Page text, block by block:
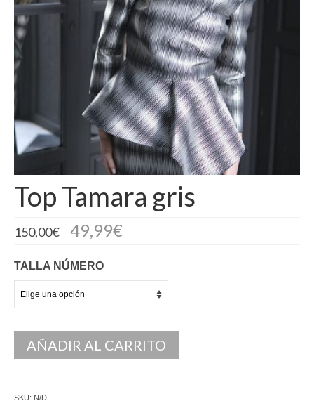
Camisas
Camisetas
Cazadoras
Chalecos y Chaquetas
Chandals
Chaquetones
Faldas
Jerseys
Kaftan
Monos
Top Tamara gris
150,00€ 49,99€
TALLA NÚMERO
AÑADIR AL CARRITO
SKU: N/D